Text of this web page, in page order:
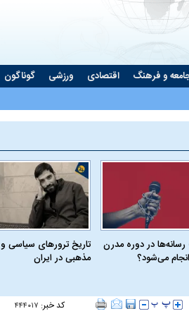
و فرهنگ اقتصادی ورزشی گوناگون
در دوره مدرن
می‌شود؟
تاریخ ترورهای سیاسی و
مذهبی در ایران
کد خبر: ۴۴۴۰۱۷